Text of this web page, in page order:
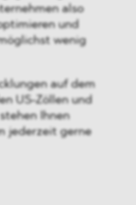
also
und
wenig
auf dem
US-Zöllen und
Ihnen
jederzeit gerne